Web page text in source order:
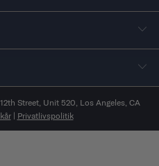
Street, Unit 520, Los Angeles, CA
| Privatlivspolitik